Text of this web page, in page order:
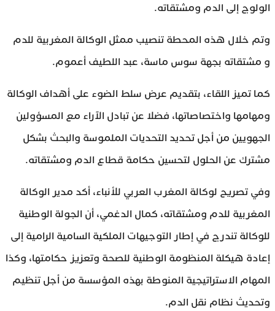
الولوج إلى الدم ومشتقاته.
وتم خلال هذه المحطة تنصيب ممثل الوكالة المغربية للدم
و مشتقاته بجهة سوس ماسة، عبد اللطيف أعموم.
كما تميز اللقاء، بتقديم عرض سلط الضوء على أهداف الوكالة
ومهامها واختصاصاتها، فضلا عن تبادل الآراء مع المسؤولين
الجهويين من أجل تحديد التحديات الملموسة والبحث بشكل
مشترك عن الحلول لتحسين حكامة قطاع الدم ومشتقاته.
وفي تصريح لوكالة المغرب العربي للأنباء، أكد مدير الوكالة
المغربية للدم ومشتقاته، كمال الدغمي، أن الجولة الوطنية
للوكالة تندرج في إطار التوجيهات الملكية السامية الرامية إلى
إعادة هيكلة المنظومة الوطنية للصحة وتعزيز حكامتها، وكذا
المهام الاستراتيجية المنوطة بهذه المؤسسة من أجل تنظيم
وتحديث نظام نقل الدم.